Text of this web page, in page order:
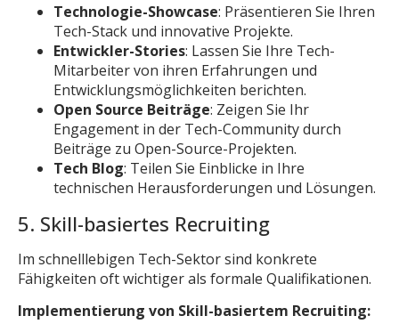
Technologie-Showcase: Präsentieren Sie Ihren
Tech-Stack und innovative Projekte.
Entwickler-Stories: Lassen Sie Ihre Tech-
Mitarbeiter von ihren Erfahrungen und
Entwicklungsmöglichkeiten berichten.
Open Source Beiträge: Zeigen Sie Ihr
Engagement in der Tech-Community durch
Beiträge zu Open-Source-Projekten.
Tech Blog: Teilen Sie Einblicke in Ihre
technischen Herausforderungen und Lösungen.
5. Skill-basiertes Recruiting
Im schnelllebigen Tech-Sektor sind konkrete
Fähigkeiten oft wichtiger als formale Qualifikationen.
Implementierung von Skill-basiertem Recruiting: